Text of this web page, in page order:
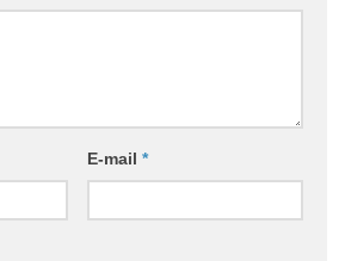
E-mail *